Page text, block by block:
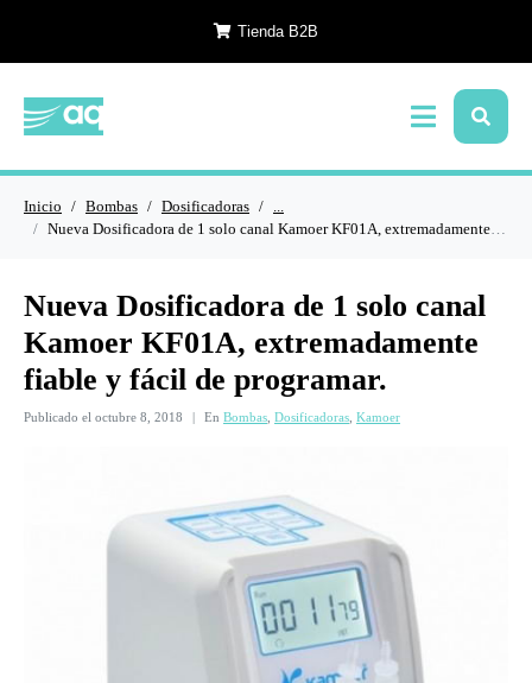
Tienda B2B
Inicio Bombas Dosificadoras
...
Nueva Dosificadora de 1 solo canal Kamoer KF01A, extremadamente fiable y fácil de programar.
Nueva Dosificadora de 1 solo canal
Kamoer KF01A, extremadamente
fiable y fácil de programar.
Publicado el octubre 8, 2018 En Bombas Dosificadoras Kamoer